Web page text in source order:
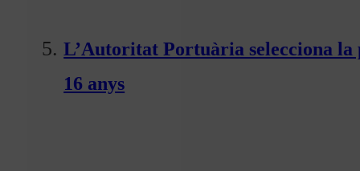
L’Autoritat Portuària selecciona
16 anys